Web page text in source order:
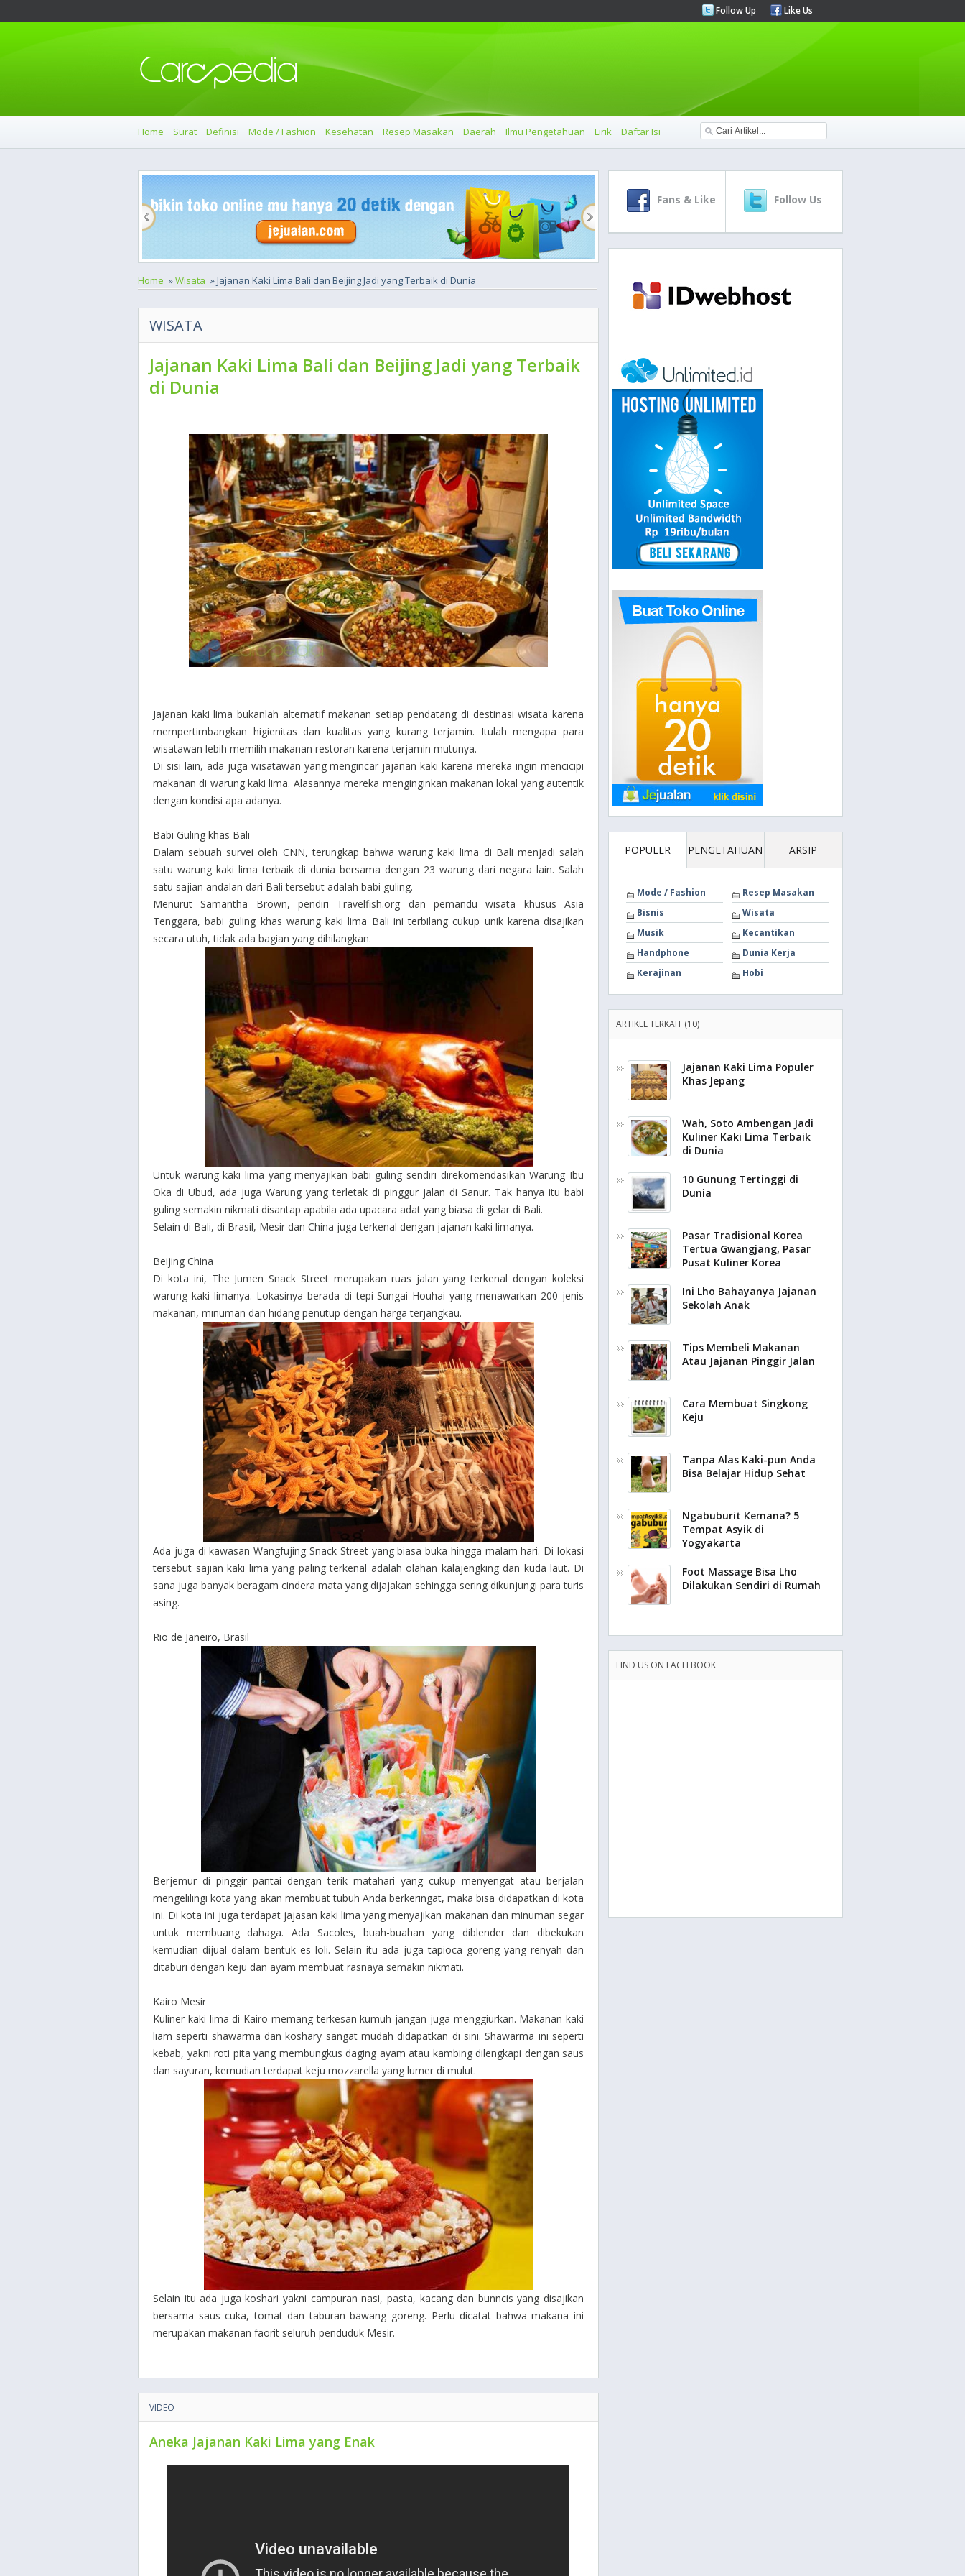
Follow Up Like Us
Home Surat Definisi Mode / Fashion Kesehatan Resep Masakan Daerah Ilmu Pengetahuan Lirik Daftar Isi
Home »Wisata » Jajanan Kaki Lima Bali dan Beijing Jadi yang Terbaik di Dunia
WISATA
Jajanan Kaki Lima Bali dan Beijing Jadi yang Terbaik
di Dunia
Jajanan kaki lima bukanlah alternatif makanan setiap pendatang di destinasi wisata karena
mempertimbangkan higienitas dan kualitas yang kurang terjamin. Itulah mengapa para
wisatawan lebih memilih makanan restoran karena terjamin mutunya.
Di sisi lain, ada juga wisatawan yang mengincar jajanan kaki karena mereka ingin mencicipi
makanan di warung kaki lima. Alasannya mereka menginginkan makanan lokal yang autentik
dengan kondisi apa adanya.
Babi Guling khas Bali
Dalam sebuah survei oleh CNN, terungkap bahwa warung kaki lima di Bali menjadi salah
satu warung kaki lima terbaik di dunia bersama dengan 23 warung dari negara lain. Salah
satu sajian andalan dari Bali tersebut adalah babi guling.
Menurut Samantha Brown, pendiri Travelfish.org dan pemandu wisata khusus Asia
Tenggara, babi guling khas warung kaki lima Bali ini terbilang cukup unik karena disajikan
secara utuh, tidak ada bagian yang dihilangkan.
Untuk warung kaki lima yang menyajikan babi guling sendiri direkomendasikan Warung Ibu
Oka di Ubud, ada juga Warung yang terletak di pinggur jalan di Sanur. Tak hanya itu babi
guling semakin nikmati disantap apabila ada upacara adat yang biasa di gelar di Bali.
Selain di Bali, di Brasil, Mesir dan China juga terkenal dengan jajanan kaki limanya.
Beijing China
Di kota ini, The Jumen Snack Street merupakan ruas jalan yang terkenal dengan koleksi
warung kaki limanya. Lokasinya berada di tepi Sungai Houhai yang menawarkan 200 jenis
makanan, minuman dan hidang penutup dengan harga terjangkau.
Ada juga di kawasan Wangfujing Snack Street yang biasa buka hingga malam hari. Di lokasi
tersebut sajian kaki lima yang paling terkenal adalah olahan kalajengking dan kuda laut. Di
sana juga banyak beragam cindera mata yang dijajakan sehingga sering dikunjungi para turis
asing.
Rio de Janeiro, Brasil
Berjemur di pinggir pantai dengan terik matahari yang cukup menyengat atau berjalan
mengelilingi kota yang akan membuat tubuh Anda berkeringat, maka bisa didapatkan di kota
ini. Di kota ini juga terdapat jajasan kaki lima yang menyajikan makanan dan minuman segar
untuk membuang dahaga. Ada Sacoles, buah-buahan yang diblender dan dibekukan
kemudian dijual dalam bentuk es loli. Selain itu ada juga tapioca goreng yang renyah dan
ditaburi dengan keju dan ayam membuat rasnaya semakin nikmati.
Kairo Mesir
Kuliner kaki lima di Kairo memang terkesan kumuh jangan juga menggiurkan. Makanan kaki
liam seperti shawarma dan koshary sangat mudah didapatkan di sini. Shawarma ini seperti
kebab, yakni roti pita yang membungkus daging ayam atau kambing dilengkapi dengan saus
dan sayuran, kemudian terdapat keju mozzarella yang lumer di mulut.
Selain itu ada juga koshari yakni campuran nasi, pasta, kacang dan bunncis yang disajikan
bersama saus cuka, tomat dan taburan bawang goreng. Perlu dicatat bahwa makana ini
merupakan makanan faorit seluruh penduduk Mesir.
VIDEO
Aneka Jajanan Kaki Lima yang Enak
Fans & Like Follow Us
POPULER PENGETAHUAN ARSIP
Mode / Fashion
Resep Masakan
Bisnis
Wisata
Musik
Kecantikan
Handphone
Dunia Kerja
Kerajinan
Hobi
ARTIKEL TERKAIT (10)
Jajanan Kaki Lima Populer
Khas Jepang
Wah, Soto Ambengan Jadi
Kuliner Kaki Lima Terbaik
di Dunia
10 Gunung Tertinggi di
Dunia
Pasar Tradisional Korea
Tertua Gwangjang, Pasar
Pusat Kuliner Korea
Ini Lho Bahayanya Jajanan
Sekolah Anak
Tips Membeli Makanan
Atau Jajanan Pinggir Jalan
Cara Membuat Singkong
Keju
Tanpa Alas Kaki-pun Anda
Bisa Belajar Hidup Sehat
Ngabuburit Kemana? 5
Tempat Asyik di
Yogyakarta
Foot Massage Bisa Lho
Dilakukan Sendiri di Rumah
FIND US ON FACEEBOOK